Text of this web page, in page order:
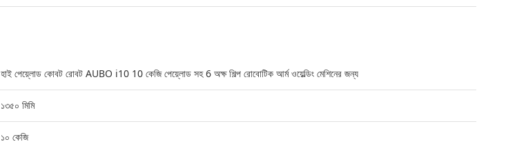
হাই পেয়্লোড কোবট রোবট AUBO i10 10 কেজি পেয়্লোড সহ 6 অক্ষ শিল্প রোবোটিক আর্ম ওয়েল্ডিং মেশিনের জন্য
১৩৫০ মিমি
১০ কেজি